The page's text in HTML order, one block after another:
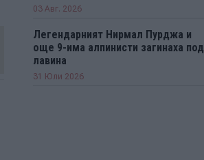
03 Авг. 2026
Легендарният Нирмал Пурджа и
още 9-има алпинисти загинаха под
лавина
31 Юли 2026